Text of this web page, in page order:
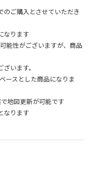
のご購入とさせていただき
なります
能性がございますが、商品
います。
ースとした商品になりま
地図更新が可能です
なります